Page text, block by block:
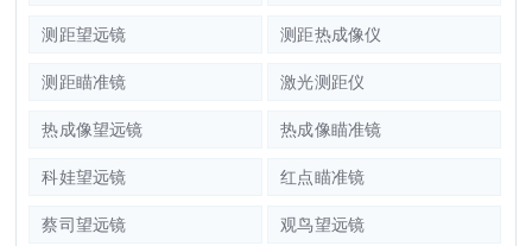
测距望远镜 测距热成像仪
测距瞄准镜 激光测距仪
热成像望远镜 热成像瞄准镜
科娃望远镜 红点瞄准镜
蔡司望远镜 观鸟望远镜